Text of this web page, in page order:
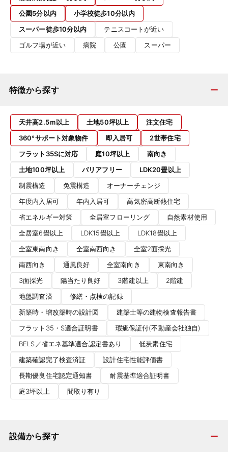
公園5分以内
小学校徒歩10分以内
スーパー徒歩10分以内
テニスコートが近い
ゴルフ場が近い
病院 公園 スーパー
特徴から探す
天井高2.5ｍ以上 土地50坪以上
注文住宅
360°サポート対象物件
即入居可
2世帯住宅
フラット35Sに対応
庭10坪以上
南向き
土地100坪以上
バリアフリー
LDK20畳以上
制震構造
免震構造
オーナーチェンジ
年度内入居可
年内入居可
高気密高断熱住宅
省エネルギー対策
全居室フローリング
自然素材使用
全居室6畳以上
LDK15畳以上
LDK18畳以上
全室東南向き
全室南西向き
全室2面採光
南西向き
通風良好 全室南向き
東南向き
3面採光
陽当たり良好 3階建以上
2階建
地盤調査済
修繕・点検の記録
新築時・増改築時の設計図
建築士等の建物検査報告書
フラット35・S適合証明書
瑕疵保証付(不動産会社独自)
BELS／省エネ基準適合認定書あり
低炭素住宅
建築確認完了検査済証
設計住宅性能評価書
長期優良住宅認定通知書
耐震基準適合証明書
庭3坪以上
間取り有り
設備から探す